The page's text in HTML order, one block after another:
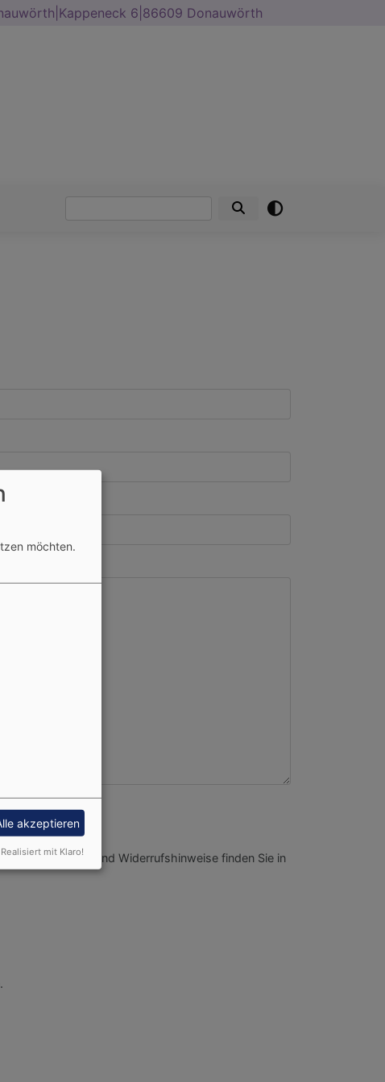
6|86609 Donauwörth
Informationen und Widerrufshinweise finden Sie in
möchten.
akzeptieren
Realisiert mit Klaro!